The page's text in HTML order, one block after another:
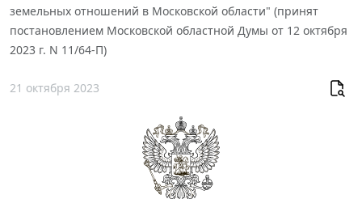
земельных отношений в Московской области" (принят
постановлением Московской областной Думы от 12 октября
2023 г. N 11/64-П)
21 октября 2023